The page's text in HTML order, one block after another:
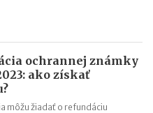
poriadok
ochrannej známky
ako získať
môžu žiadať o refundáciu